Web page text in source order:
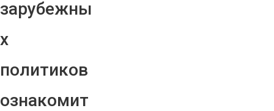
зарубежны
х
политиков
ознакомит